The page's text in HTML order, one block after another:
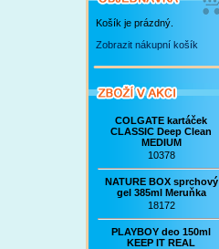
Košík je prázdný.
Zobrazit nákupní košík
COLGATE kartáček
CLASSIC Deep Clean
MEDIUM
10378
NATURE BOX sprchový
gel 385ml Meruňka
18172
PLAYBOY deo 150ml
KEEP IT REAL